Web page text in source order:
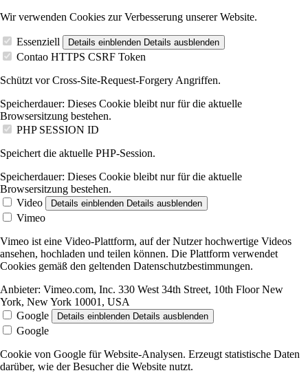
Wir verwenden Cookies zur Verbesserung unserer Website.
Essenziell Details einblenden Details ausblenden
Contao HTTPS CSRF Token
Schützt vor Cross-Site-Request-Forgery Angriffen.
Speicherdauer: Dieses Cookie bleibt nur für die aktuelle
Browsersitzung bestehen.
PHP SESSION ID
Speichert die aktuelle PHP-Session.
Speicherdauer: Dieses Cookie bleibt nur für die aktuelle
Browsersitzung bestehen.
Video
Details einblenden Details ausblenden
Vimeo
Vimeo ist eine Video-Plattform, auf der Nutzer hochwertige Videos
ansehen, hochladen und teilen können. Die Plattform verwendet
Cookies gemäß den geltenden Datenschutzbestimmungen.
Anbieter: Vimeo.com, Inc. 330 West 34th Street, 10th Floor New
York, New York 10001, USA
Google
Details einblenden Details ausblenden
Google
Cookie von Google für Website-Analysen. Erzeugt statistische Daten
darüber, wie der Besucher die Website nutzt.